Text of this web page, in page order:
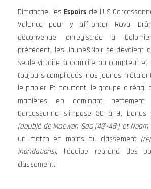
Dimanche, les Espoirs de l’US
Valence pour y affronter Roval
déconvenue enregistrée à
précédent, les Jaune&Noir se devaient
seule victoire à domicile au compteur et
toujours compliqués, nos jeunes
le papier. Et pourtant, le groupe a réagi
manières en dominant
Carcassonne s’impose 30 à 9,
(doublé de Maewen Sao (43′-45′) et Noam
un match en moins au classement
inondations), l’équipe reprend des
classement.